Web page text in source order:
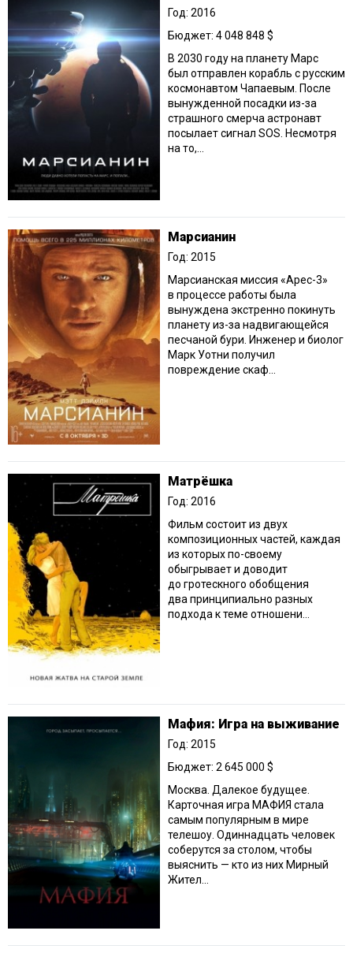
Год: 2016
Бюджет: 4 048 848 $
В 2030 году на планету Марс
был отправлен корабль с русским
космонавтом Чапаевым. После
вынужденной посадки из-за
страшного смерча астронавт
посылает сигнал SOS. Несмотря
на то,...
Марсианин
Год: 2015
Марсианская миссия «Арес-3»
в процессе работы была
вынуждена экстренно покинуть
планету из-за надвигающейся
песчаной бури. Инженер и биолог
Марк Уотни получил
повреждение скаф...
Матрёшка
Год: 2016
Фильм состоит из двух
композиционных частей, каждая
из которых по-своему
обыгрывает и доводит
до гротескного обобщения
два принципиально разных
подхода к теме отношени...
Мафия: Игра на выживание
Год: 2015
Бюджет: 2 645 000 $
Москва. Далекое будущее.
Карточная игра МАФИЯ стала
самым популярным в мире
телешоу. Одиннадцать человек
соберутся за столом, чтобы
выяснить — кто из них Мирный
Жител...